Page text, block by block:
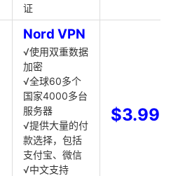
证
Nord VPN
√使用双重数据
加密
√全球60多个
国家4000多台
服务器
√提供大量的付
款选择，包括
支付宝、微信
√中文支持
$3.99